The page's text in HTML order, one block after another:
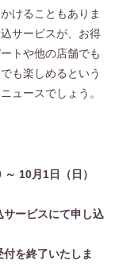
けることもありま
サービスが、お得
トや他の店舗でも
も楽しめるという
ュースでしょう。
10月1日（日）
ービスにて申し込
を終了いたしま